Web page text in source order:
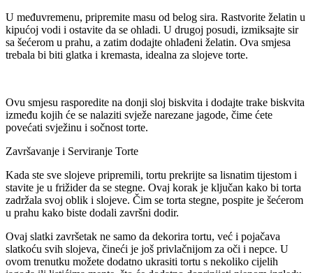
U međuvremenu, pripremite masu od belog sira. Rastvorite želatin u
kipućoj vodi i ostavite da se ohladi. U drugoj posudi, izmiksajte sir
sa šećerom u prahu, a zatim dodajte ohlađeni želatin. Ova smjesa
trebala bi biti glatka i kremasta, idealna za slojeve torte.
Ovu smjesu rasporedite na donji sloj biskvita i dodajte trake biskvita
između kojih će se nalaziti svježe narezane jagode, čime ćete
povećati svježinu i sočnost torte.
Završavanje i Serviranje Torte
Kada ste sve slojeve pripremili, tortu prekrijte sa lisnatim tijestom i
stavite je u frižider da se stegne. Ovaj korak je ključan kako bi torta
zadržala svoj oblik i slojeve. Čim se torta stegne, pospite je šećerom
u prahu kako biste dodali završni dodir.
Ovaj slatki završetak ne samo da dekorira tortu, već i pojačava
slatkoću svih slojeva, čineći je još privlačnijom za oči i nepce. U
ovom trenutku možete dodatno ukrasiti tortu s nekoliko cijelih